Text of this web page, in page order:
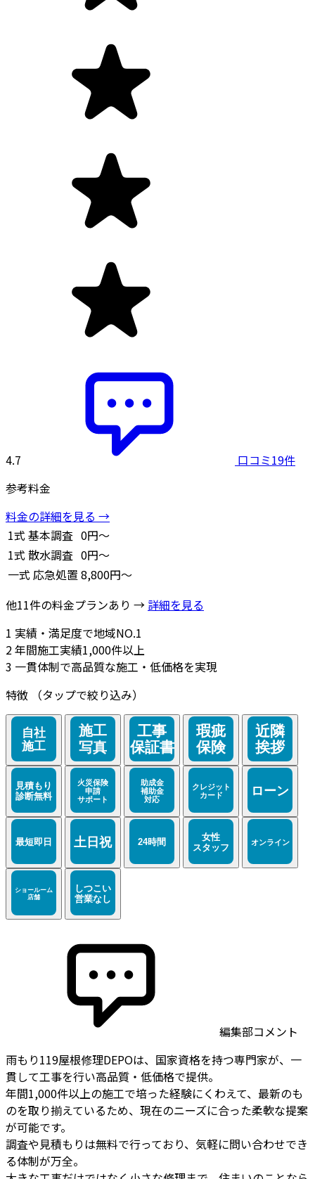
4.7
口コミ19件
参考料金
料金の詳細を見る →
1式 基本調査 0円～
1式 散水調査 0円～
一式 応急処置 8,800円～
他11件の料金プランあり → 詳細を見る
1 実績・満足度で地域NO.1
2年間施工実績1,000件以上
3 一貫体制で高品質な施工・低価格を実現
特徴
（タップで絞り込み）
編集部コメント
雨もり119屋根修理DEPOは、国家資格を持つ専門家が、一
貫して工事を行い高品質・低価格で提供。
年間1,000件以上の施工で培った経験にくわえて、最新のも
のを取り揃えているため、現在のニーズに合った柔軟な提案
が可能です。
調査や見積もりは無料で行っており、気軽に問い合わせでき
る体制が万全。